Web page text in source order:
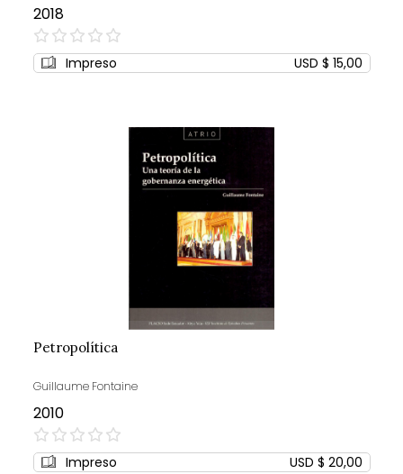
2018
0%
Impreso USD $ 15,00
Petropolítica
Guillaume Fontaine
2010
0%
Impreso
USD $ 20,00